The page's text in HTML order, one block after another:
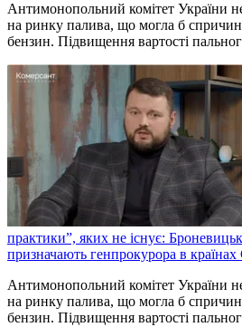
Антимонопольний комітет України
на ринку палива, що могла б
бензин. Підвищення вартості
практики”, яких не існує:
призначають генпрокурора в
Антимонопольний комітет України
на ринку палива, що могла б
бензин. Підвищення вартості